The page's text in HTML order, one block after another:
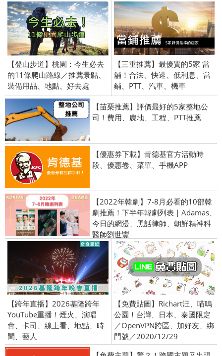
【登山步道】桃園：今生必去
的11條爬山路線／推薦景點、
裝備用品、地點、好去處
【三重推薦】最優質的5家 當
舖！合法、快速、低利息、當
鋪、PTT、汽車、機車
【苗栗推薦】評價最好的5家整地公
司！費用、農地、工程、PTT推薦
【優惠券下載】肯德基官方活動時
段、優惠卷、菜單、手機APP
【2022年韓劇】7-8月必看的10部韓
劇推薦！下半年韓劇列表｜Adamas、
今日的網漫、黑話律師、朝鮮精神科
醫師劉世豐
【跨年直播】2026基隆跨年
YouTube重播！煙火、演唱
會、卡司、線上看、地點、時
間、藝人
【免費貼圖】Richart汪、喵嗚
公園！台灣、日本、泰國限定
／OpenVPN跨區、加好友、綁
門號／2020/12/29